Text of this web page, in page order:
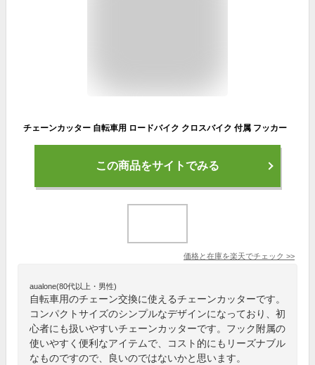
チェーンカッター 自転車用 ロードバイク クロスバイク 付属 フッカー
この商品をサイトでみる
価格と在庫を楽天でチェック >>
aualone(80代以上・男性)
自転車用のチェーン交換に使えるチェーンカッターです。
コンパクトサイズのシンプルなデザインになっており、初
心者にも扱いやすいチェーンカッターです。フック附属の
使いやすく便利なアイテムで、コスト的にもリーズナブル
なものですので、良いのではないかと思います。